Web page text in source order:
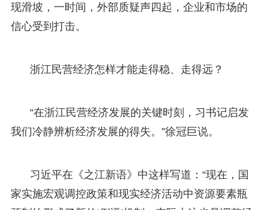
现滑坡，一时间，外部质疑声四起，企业和市场的
信心受到打击。
浙江民营经济怎样才能走得稳、走得远？
“在浙江民营经济发展的关键时刻，习书记启发
我们冷静辨析经济发展的得失。”徐冠巨说。
习近平在《之江新语》中这样写道：“现在，国
家实施宏观调控政策和现实经济活动中资源要素瓶